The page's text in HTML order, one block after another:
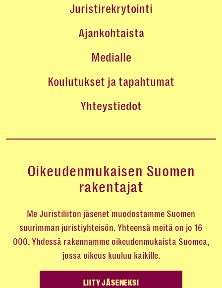
Juristirekrytointi
Ajankohtaista
Medialle
Koulutukset ja tapahtumat
Yhteystiedot
Oikeudenmukaisen Suomen
rakentajat
Me Juristiliiton jäsenet muodostamme Suomen
suurimman juristiyhteisön. Yhteensä meitä on jo 16
000. Yhdessä rakennamme oikeudenmukaista Suomea,
jossa oikeus kuuluu kaikille.
LIITY JÄSENEKSI